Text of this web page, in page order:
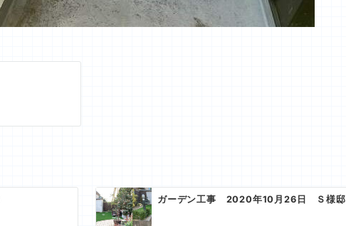
ガーデン工事 2020年10月26日 Ｓ様邸